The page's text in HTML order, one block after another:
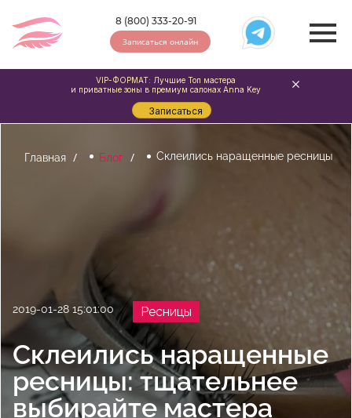
8 (800) 333-20-91
Записаться онлайн
Главная Блог Склеились наращенные ресницы
2019-01-28 15:01:00 Ресницы
Склеились наращенные
ресницы: тщательнее
выбирайте мастера
VIP-ФОРМАТ: Лучшие Топ мастера
и приватные зоны в премиум салонах Anna Key
Записаться